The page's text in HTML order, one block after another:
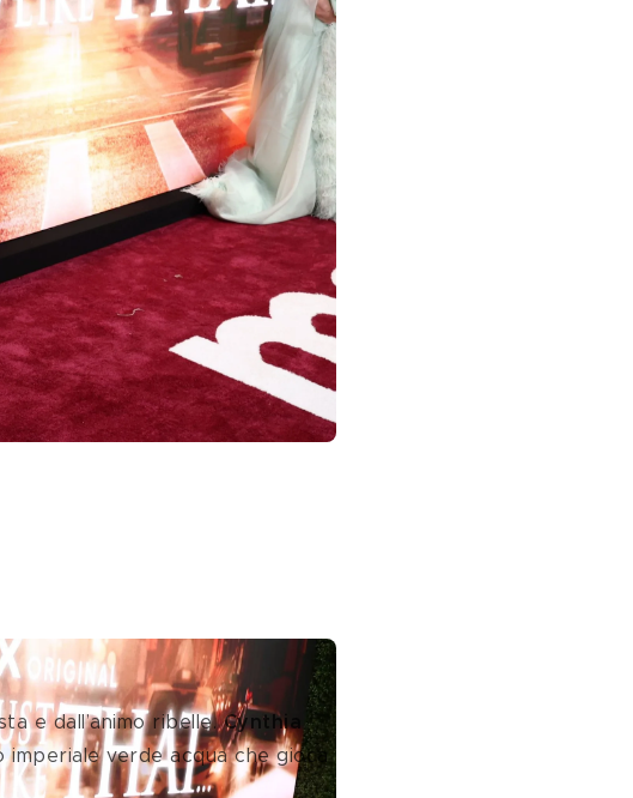
e dall’animo ribelle. Cynthia
imperiale verde acqua che gioca